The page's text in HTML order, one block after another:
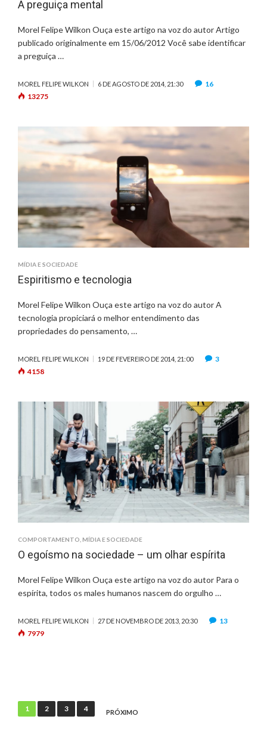
A preguiça mental
Morel Felipe Wilkon Ouça este artigo na voz do autor Artigo
publicado originalmente em 15/06/2012 Você sabe identificar
a preguiça …
MOREL FELIPE WILKON 6 DE AGOSTO DE 2014, 21:30
16
13275
MÍDIA E SOCIEDADE
Espiritismo e tecnologia
Morel Felipe Wilkon Ouça este artigo na voz do autor A
tecnologia propiciará o melhor entendimento das
propriedades do pensamento, …
MOREL FELIPE WILKON 19 DE FEVEREIRO DE 2014, 21:00
3
4158
COMPORTAMENTO MÍDIA E SOCIEDADE
O egoísmo na sociedade – um olhar espírita
Morel Felipe Wilkon Ouça este artigo na voz do autor Para o
espírita, todos os males humanos nascem do orgulho …
MOREL FELIPE WILKON 27 DE NOVEMBRO DE 2013, 20:30
13
7979
N1 2 3 4 PRÓXIMO